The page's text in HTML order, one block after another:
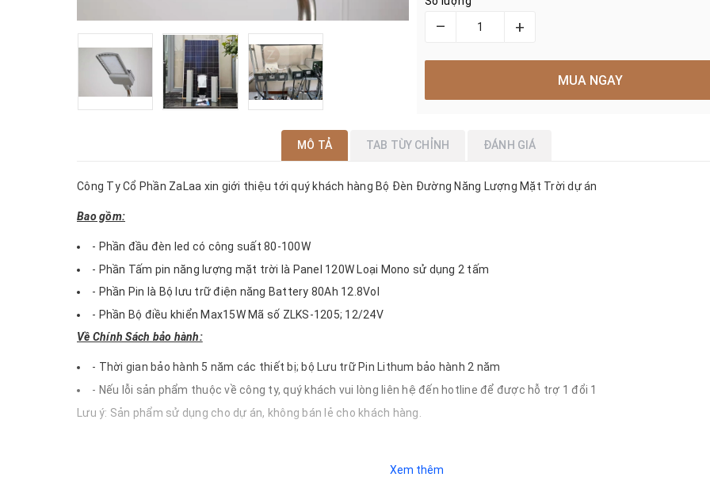
– +
MUA NGAY
MÔ TẢ TAB TÙY CHỈNH ĐÁNH GIÁ
Công Ty Cổ Phần ZaLaa xin giới thiệu tới quý khách hàng Bộ Đèn Đường Năng Lượng Mặt Trời dự án
Bao gồm:
- Phần đầu đèn led có công suất 80-100W
- Phần Tấm pin năng lượng mặt trời là Panel 120W Loại Mono sử dụng 2 tấm
- Phần Pin là Bộ lưu trữ điện năng Battery 80Ah 12.8Vol
- Phần Bộ điều khiển Max15W Mã số ZLKS-1205; 12/24V
Về Chính Sách bảo hành:
- Thời gian bảo hành 5 năm các thiết bị; bộ Lưu trữ Pin Lithum bảo hành 2 năm
- Nếu lỗi sản phẩm thuộc về công ty, quý khách vui lòng liên hệ đến hotline để được hỗ trợ 1 đổi 1
Lưu ý: Sản phẩm sử dụng cho dự án, không bán lẻ cho khách hàng.
Xem thêm